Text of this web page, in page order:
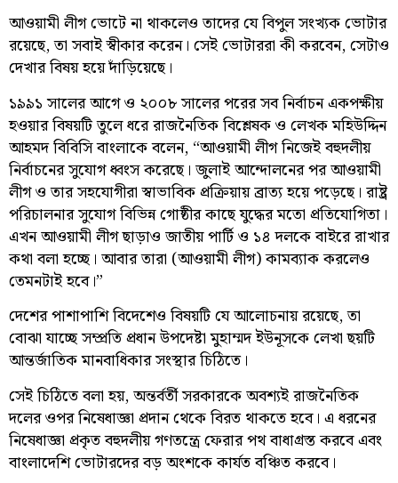
আওয়ামী লীগ ভোটে না থাকলেও তাদের যে বিপুল সংখ্যক ভোটার
রয়েছে, তা সবাই স্বীকার করেন। সেই ভোটাররা কী করবেন, সেটাও
দেখার বিষয় হয়ে দাঁড়িয়েছে।
১৯৯১ সালের আগে ও ২০০৮ সালের পরের সব নির্বাচন একপক্ষীয়
হওয়ার বিষয়টি তুলে ধরে রাজনৈতিক বিশ্লেষক ও লেখক মহিউদ্দিন
আহমদ বিবিসি বাংলাকে বলেন, “আওয়ামী লীগ নিজেই বহুদলীয়
নির্বাচনের সুযোগ ধ্বংস করেছে। জুলাই আন্দোলনের পর আওয়ামী
লীগ ও তার সহযোগীরা স্বাভাবিক প্রক্রিয়ায় ব্রাত্য হয়ে পড়েছে। রাষ্ট্র
পরিচালনার সুযোগ বিভিন্ন গোষ্ঠীর কাছে যুদ্ধের মতো প্রতিযোগিতা।
এখন আওয়ামী লীগ ছাড়াও জাতীয় পার্টি ও ১৪ দলকে বাইরে রাখার
কথা বলা হচ্ছে। আবার তারা (আওয়ামী লীগ) কামব্যাক করলেও
তেমনটাই হবে।”
দেশের পাশাপাশি বিদেশেও বিষয়টি যে আলোচনায় রয়েছে, তা
বোঝা যাচ্ছে সম্প্রতি প্রধান উপদেষ্টা মুহাম্মদ ইউনূসকে লেখা ছয়টি
আন্তর্জাতিক মানবাধিকার সংস্থার চিঠিতে।
সেই চিঠিতে বলা হয়, অন্তর্বর্তী সরকারকে অবশ্যই রাজনৈতিক
দলের ওপর নিষেধাজ্ঞা প্রদান থেকে বিরত থাকতে হবে। এ ধরনের
নিষেধাজ্ঞা প্রকৃত বহুদলীয় গণতন্ত্রে ফেরার পথ বাধাগ্রস্ত করবে এবং
বাংলাদেশি ভোটারদের বড় অংশকে কার্যত বঞ্চিত করবে।